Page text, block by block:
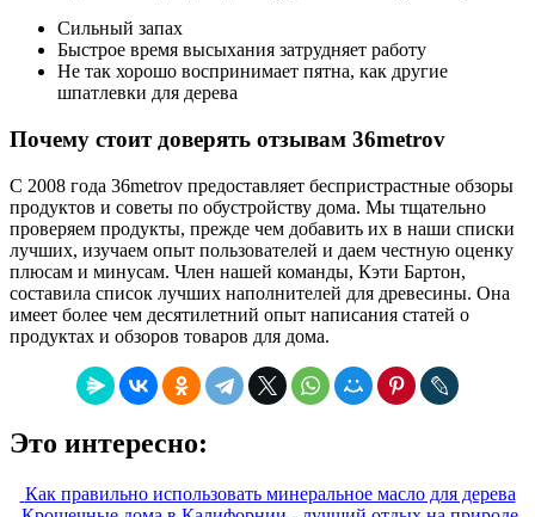
Сильный запах
Быстрое время высыхания затрудняет работу
Не так хорошо воспринимает пятна, как другие
шпатлевки для дерева
Почему стоит доверять отзывам 36metrov
С 2008 года 36metrov предоставляет беспристрастные обзоры
продуктов и советы по обустройству дома. Мы тщательно
проверяем продукты, прежде чем добавить их в наши списки
лучших, изучаем опыт пользователей и даем честную оценку
плюсам и минусам. Член нашей команды, Кэти Бартон,
составила список лучших наполнителей для древесины. Она
имеет более чем десятилетний опыт написания статей о
продуктах и обзоров товаров для дома.
Это интересно:
Как правильно использовать минеральное масло для дерева